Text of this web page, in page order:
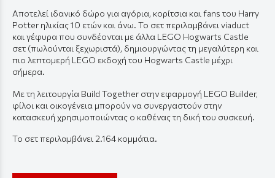
Αποτελεί ιδανικό δώρο για αγόρια, κορίτσια και fans του Harry
Potter ηλικίας 10 ετών και άνω. Το σετ περιλαμβάνει viaduct
και γέφυρα που συνδέονται με άλλα LEGO Hogwarts Castle
σετ (πωλούνται ξεχωριστά), δημιουργώντας τη μεγαλύτερη και
πιο λεπτομερή LEGO εκδοχή του Hogwarts Castle μέχρι
σήμερα.
Με τη λειτουργία Build Together στην εφαρμογή LEGO Builder,
φίλοι και οικογένεια μπορούν να συνεργαστούν στην
κατασκευή χρησιμοποιώντας ο καθένας τη δική του συσκευή.
Το σετ περιλαμβάνει 2.164 κομμάτια.